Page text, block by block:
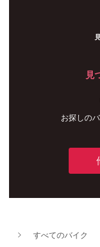
見
お探しの
すべてのバイク
新車